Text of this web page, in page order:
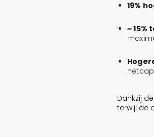
19%
~
Dankzij
terwijl de